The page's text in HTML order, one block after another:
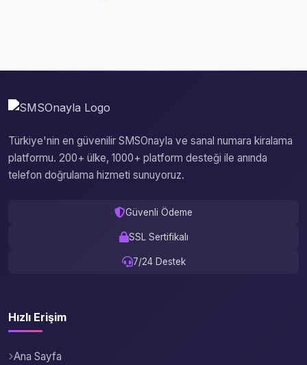
Türkiye'nin en güvenilir SMSOnayla ve sanal numara kiralama
platformu. 200+ ülke, 1000+ platform desteği ile anında
telefon doğrulama hizmeti sunuyoruz.
Güvenli Ödeme
SSL Sertifikalı
7/24 Destek
Hızlı Erişim
Ana Sayfa